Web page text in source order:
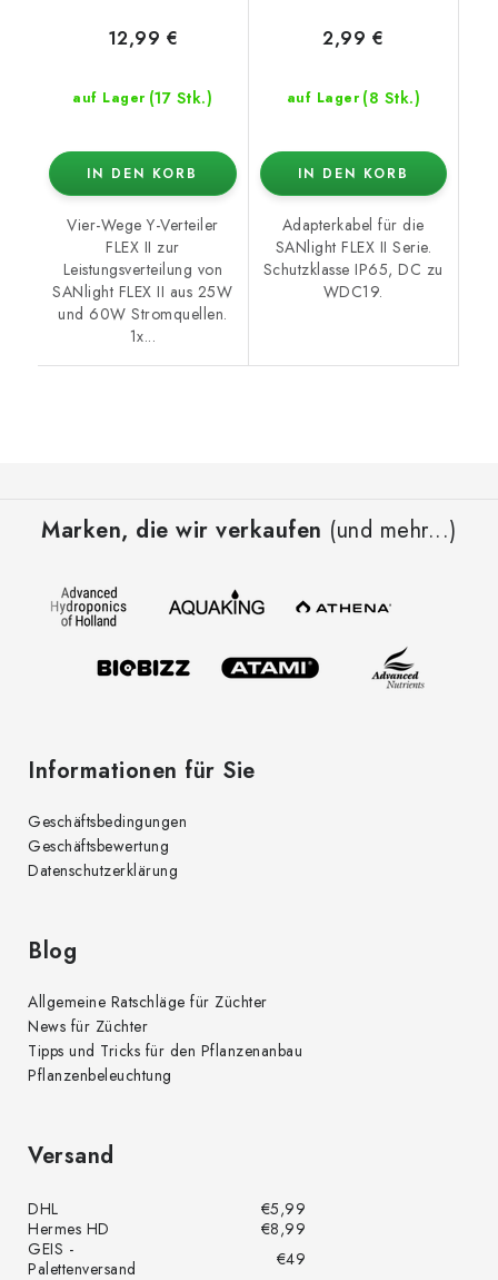
auf Lager (17 Stk.)
12,99 €
IN DEN KORB
Vier-Wege Y-Verteiler
FLEX II zur
Leistungsverteilung von
SANlight FLEX II aus 25W
und 60W Stromquellen.
1x...
auf Lager (8 Stk.)
2,99 €
IN DEN KORB
Adapterkabel für die
SANlight FLEX II Serie.
Schutzklasse IP65, DC zu
WDC19.
Marken, die wir verkaufen (und mehr...)
Informationen für Sie
Geschäftsbedingungen
Geschäftsbewertung
Datenschutzerklärung
Blog
Allgemeine Ratschläge für Züchter
News für Züchter
Tipps und Tricks für den Pflanzenanbau
Pflanzenbeleuchtung
Versand
DHL
€5,99
Hermes HD
€8,99
GEIS -
Palettenversand
€49